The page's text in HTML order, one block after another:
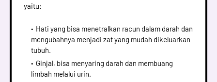
yaitu:
Hati yang bisa menetralkan racun dalam darah dan
mengubahnya menjadi zat yang mudah dikeluarkan
tubuh.
Ginjal, bisa menyaring darah dan membuang
limbah melalui urin.